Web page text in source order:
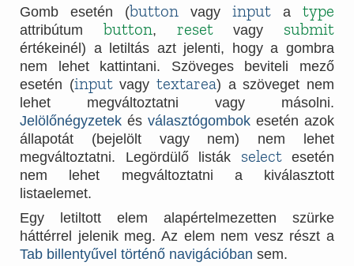
Gomb esetén (button vagy input a type
attribútum button, resetvagy submit
értékeinél) a letiltás azt jelenti, hogy a gombra
nem lehet kattintani. Szöveges beviteli mező
esetén (inputvagytextarea) a szöveget nem
lehet megváltoztatni vagy másolni.
Jelölőnégyzetek és választógombok esetén azok
állapotát (bejelölt vagy nem) nem lehet
megváltoztatni. Legördülő listák selectesetén
nem lehet megváltoztatni a kiválasztott
listaelemet.
Egy letiltott elem alapértelmezetten szürke
háttérrel jelenik meg. Az elem nem vesz részt a
Tab billentyűvel történő navigációban sem.